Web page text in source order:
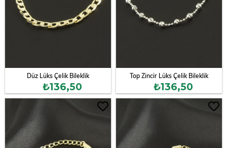
Düz Lüks Çelik Bileklik
₺136,50
Top Zincir Lüks Çelik Bileklik
₺136,50